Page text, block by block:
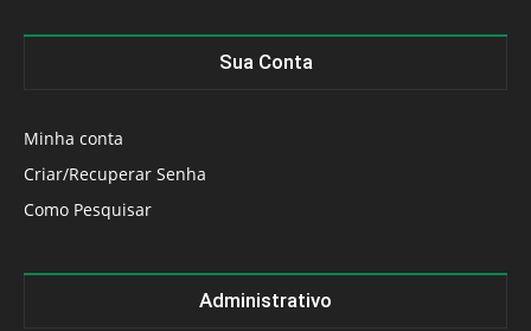
Sua Conta
Minha conta
Criar/Recuperar Senha
Como Pesquisar
Administrativo